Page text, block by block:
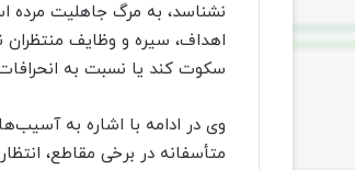
نشناسد، به مرگ جاهلیت مرده
اهداف، سیره و وظایف
سکوت کند یا نسبت به
وی در ادامه با اشاره به
متأسفانه در برخی مقاطع،